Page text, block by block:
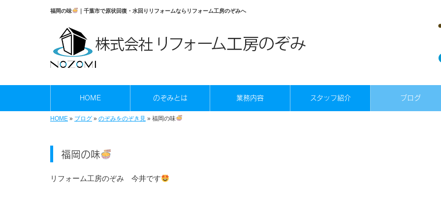
福岡の味 ｜千葉市で原状回復・水回りリフォームならリフォーム工房のぞみへ
HOME のぞみとは 業務内容 スタッフ紹介 ブログ
HOME » ブログ » のぞみをのぞき見 » 福岡の味
福岡の味
リフォーム工房のぞみ 今井です